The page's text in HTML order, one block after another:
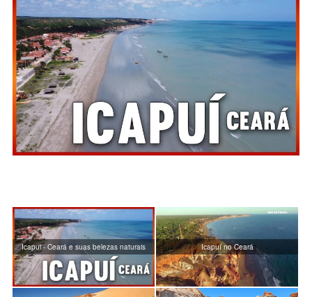
Icapui - Ceará e suas belezas naturais Icapuí no Ceará